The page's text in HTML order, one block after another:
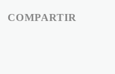
COMPARTIR